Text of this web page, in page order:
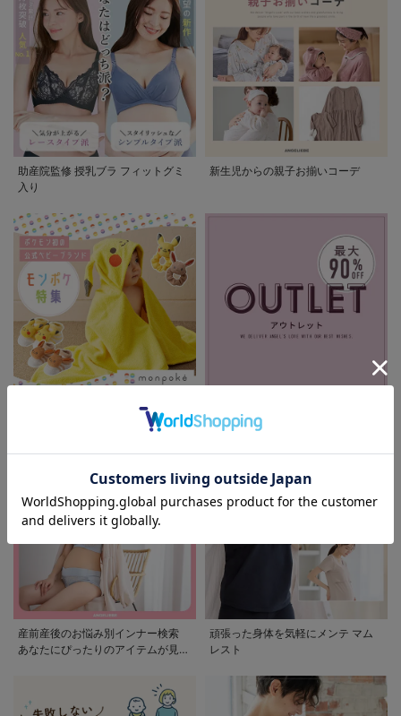
助産院監修 授乳ブラ フィットグミ
入り
新生児からの親子お揃いコーデ
産前産後のお悩み別インナー検索
あなたにぴったりのアイテムが見つ
頑張った身体を気軽にメンテ マム
レスト